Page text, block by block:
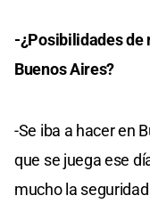
-¿Posibilidades de
Buenos Aires?
-Se iba a hacer en
que se juega ese
mucho la